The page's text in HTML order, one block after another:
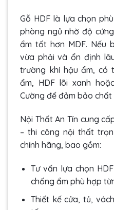
Gỗ HDF là lựa chọn
phòng ngủ nhờ độ
ẩm tốt hơn MDF. Nếu
vừa phải và ổn định
trường khí hậu ẩm, có
ẩm, HDF lõi xanh
Cường để đảm bảo chất
Nội Thất An Tín cung
– thi công nội thất
chính hãng, bao gồm:
Tư vấn lựa chọn
chống ẩm phù hợp
Thiết kế cửa, tủ,